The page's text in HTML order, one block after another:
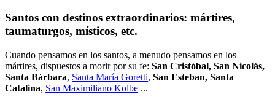
Santos con destinos extraordinarios: mártires,
taumaturgos, místicos, etc.
Cuando pensamos en los santos, a menudo pensamos en los
mártires, dispuestos a morir por su fe: San Cristóbal, San Nicolás,
Santa Bárbara, Santa María Goretti, San Esteban, Santa
Catalina, San Maximiliano Kolbe ...